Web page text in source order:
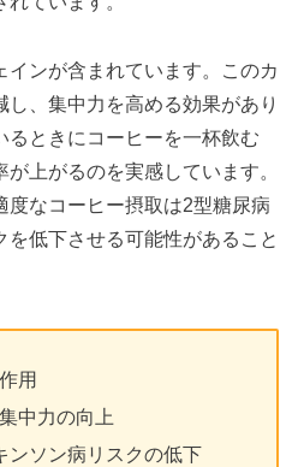
インが含まれています。このカ
、集中力を高める効果があり
るときにコーヒーを一杯飲む
上がるのを実感しています。
度なコーヒー摂取は2型糖尿病
低下させる可能性があること
用
中力の向上
ンソン病リスクの低下